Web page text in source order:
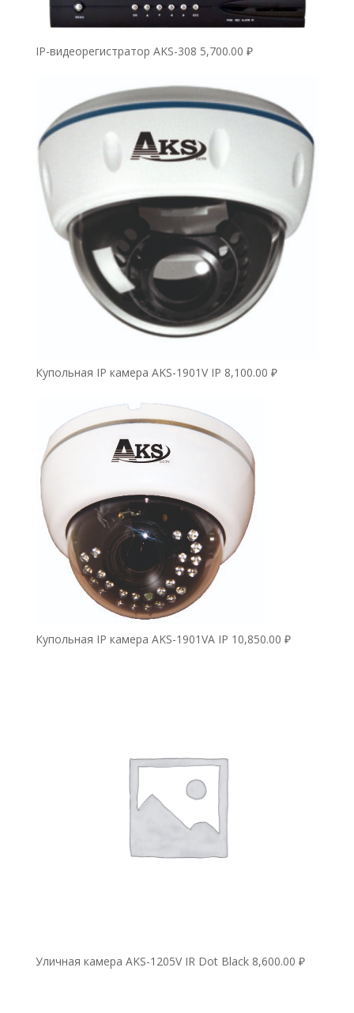
IP-видеорегистратор AKS-308 5,700.00 ₽
Купольная IP камера AKS-1901V IP 8,100.00 ₽
Купольная IP камера AKS-1901VA IP 10,850.00 ₽
Уличная камера AKS-1205V IR Dot Black 8,600.00 ₽